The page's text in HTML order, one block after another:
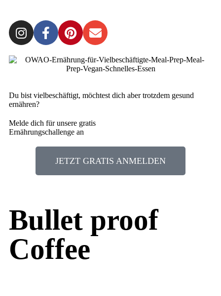
Du bist vielbeschäftigt, möchtest dich aber trotzdem gesund
ernähren?
Melde dich für unsere gratis
Ernährungschallenge an
JETZT GRATIS ANMELDEN
Bullet proof
Coffee